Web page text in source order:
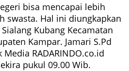
bisa mencapai lebih
swasta. Hal ini diungkapkan
Kubang Kecamatan
Kampar. Jamari S.Pd
RADARINDO.co.id
pukul 09.00 Wib.